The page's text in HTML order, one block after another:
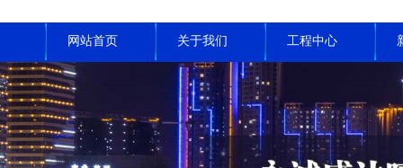
网站首页 关于我们 工程中心